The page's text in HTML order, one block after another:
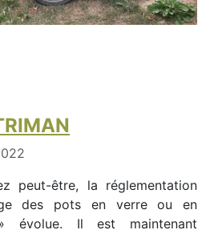
peut-être, la réglementation
des pots en verre ou en
évolue. Il est maintenant